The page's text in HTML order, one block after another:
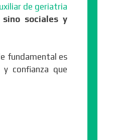
de geriatria
sociales y
fundamental es
confianza que